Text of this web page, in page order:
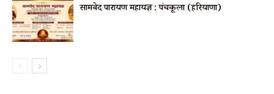
सामवेद पारायण महायज्ञ : पंचकूला (हरियाणा)